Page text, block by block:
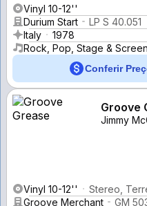
Vinyl 10-12''
Durium Start
LP S 40.051
Italy
1978
Rock, Pop, Stage & Screen
Conferir
Groove
Jimmy
Vinyl 10-12''
Stereo,
Groove Merchant
GM